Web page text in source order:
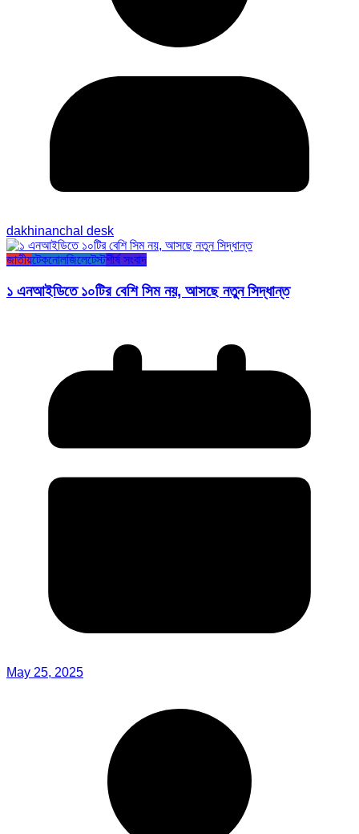
dakhinanchal desk
জাতীয়টেকনোলজিলেটেস্টশীর্ষ সংবাদ
১ এনআইডিতে ১০টির বেশি সিম নয়, আসছে নতুন সিদ্ধান্ত
May 25, 2025